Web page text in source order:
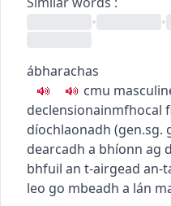
•
•
ábharachas
cmu
declensionainmfhocal
díochlaonadh (gen.sg.
dearcadh a bhíonn ag
bhfuil an t-airgead an-
leo go mbeadh a lán